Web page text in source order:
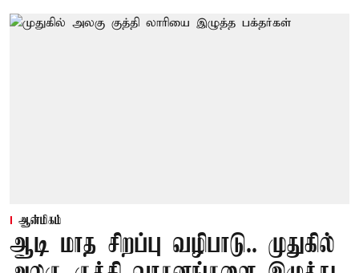
ஆன்மிகம்
ஆடி மாத சிறப்பு வழிபாடு.. முதுகில்